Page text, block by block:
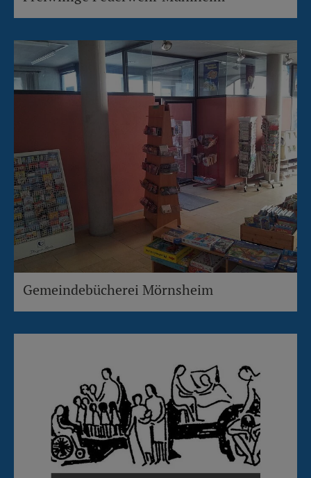
Gemeindebücherei Mörnsheim